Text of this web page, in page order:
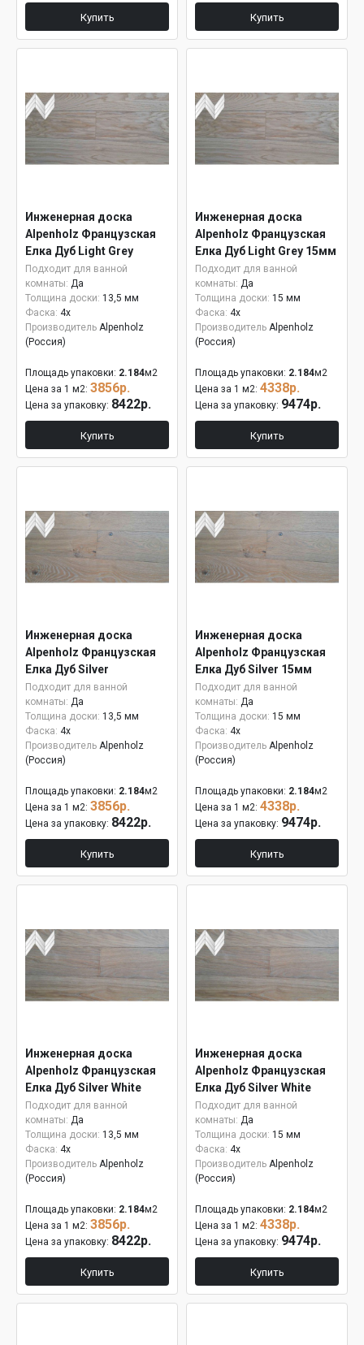
Купить Купить
Инженерная доска
Alpenholz Французская
Елка Дуб Light Grey
Подходит для ванной
комнаты: Да
Толщина доски: 13,5 мм
Фаска: 4x
Производитель Alpenholz
(Россия)
Площадь упаковки: 2.184м2
Цена за 1 м2: 3856р.
Цена за упаковку: 8422р.
Купить
Инженерная доска
Alpenholz Французская
Елка Дуб Light Grey 15мм
Подходит для ванной
комнаты: Да
Толщина доски: 15 мм
Фаска: 4x
Производитель Alpenholz
(Россия)
Площадь упаковки: 2.184м2
Цена за 1 м2: 4338р.
Цена за упаковку: 9474р.
Купить
Инженерная доска
Alpenholz Французская
Елка Дуб Silver
Подходит для ванной
комнаты: Да
Толщина доски: 13,5 мм
Фаска: 4x
Производитель Alpenholz
(Россия)
Площадь упаковки: 2.184м2
Цена за 1 м2: 3856р.
Цена за упаковку: 8422р.
Купить
Инженерная доска
Alpenholz Французская
Елка Дуб Silver 15мм
Подходит для ванной
комнаты: Да
Толщина доски: 15 мм
Фаска: 4x
Производитель Alpenholz
(Россия)
Площадь упаковки: 2.184м2
Цена за 1 м2: 4338р.
Цена за упаковку: 9474р.
Купить
Инженерная доска
Alpenholz Французская
Елка Дуб Silver White
Подходит для ванной
комнаты: Да
Толщина доски: 13,5 мм
Фаска: 4x
Производитель Alpenholz
(Россия)
Площадь упаковки: 2.184м2
Цена за 1 м2: 3856р.
Цена за упаковку: 8422р.
Купить
Инженерная доска
Alpenholz Французская
Елка Дуб Silver White
15мм
Подходит для ванной
комнаты: Да
Толщина доски: 15 мм
Фаска: 4x
Производитель Alpenholz
(Россия)
Площадь упаковки: 2.184м2
Цена за 1 м2: 4338р.
Цена за упаковку: 9474р.
Купить